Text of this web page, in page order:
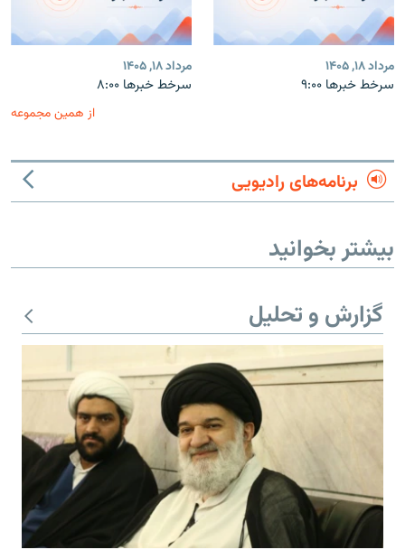
مرداد ۱۸, ۱۴۰۵
سرخط خبرها ۹:۰۰
مرداد ۱۸, ۱۴۰۵
سرخط خبرها ۸:۰۰
از همین مجموعه
برنامه‌های رادیویی
بیشتر بخوانید
گزارش و تحلیل